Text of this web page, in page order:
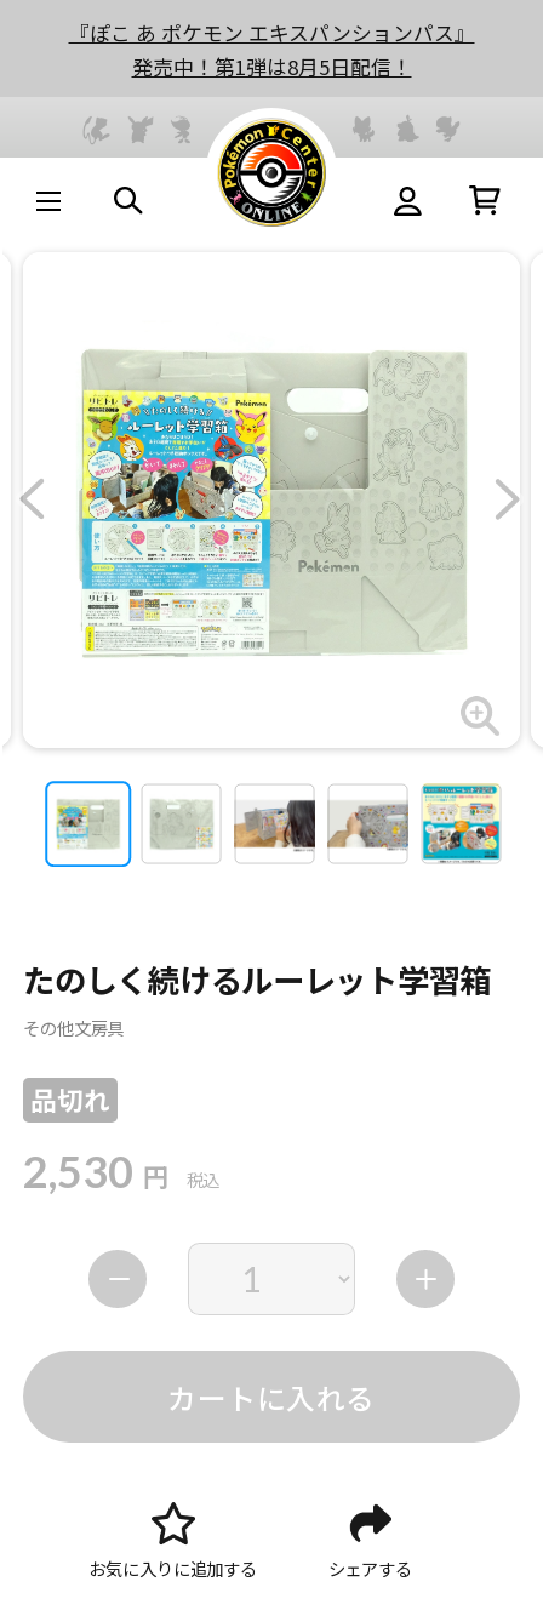
『ぽこ あ ポケモン エキスパンションパス』
発売中！第1弾は8月5日配信！
たのしく続けるルーレット学習箱
その他文房具
品切れ
2,530 円 税込
カートに入れる
お気に入りに追加する シェアする